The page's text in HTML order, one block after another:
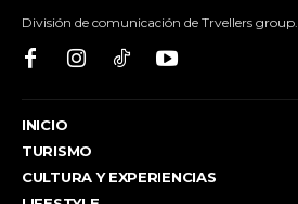
División de comunicación de Trvellers group.
INICIO
TURISMO
CULTURA Y EXPERIENCIAS